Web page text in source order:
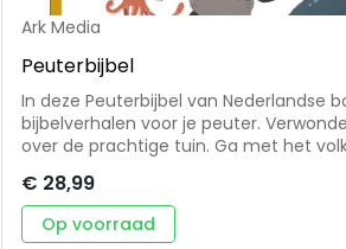
Ark Media
Peuterbijbel
In deze Peuterbijbel van Nederlandse
bijbelverhalen voor je peuter.
over de prachtige tuin. Ga met het
Peuterbijbel maakt het voorlezen tot
opdracht op peuterniveau:
nadoen of muziek maken voor God.
€ 28,99
Op voorraad